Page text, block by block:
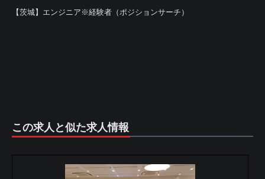
【茨城】エンジニア※経験者（ポジションサーチ）
この求人と似た求人情報